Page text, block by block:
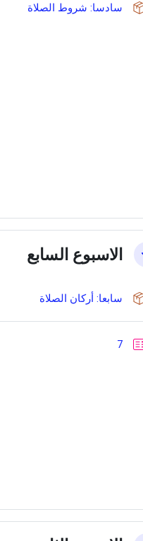
سادسا: شروط الصلاة
الاسبوع السابع
سابعا: أركان الصلاة
7